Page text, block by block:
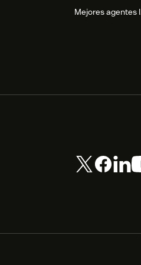
Mejores agentes